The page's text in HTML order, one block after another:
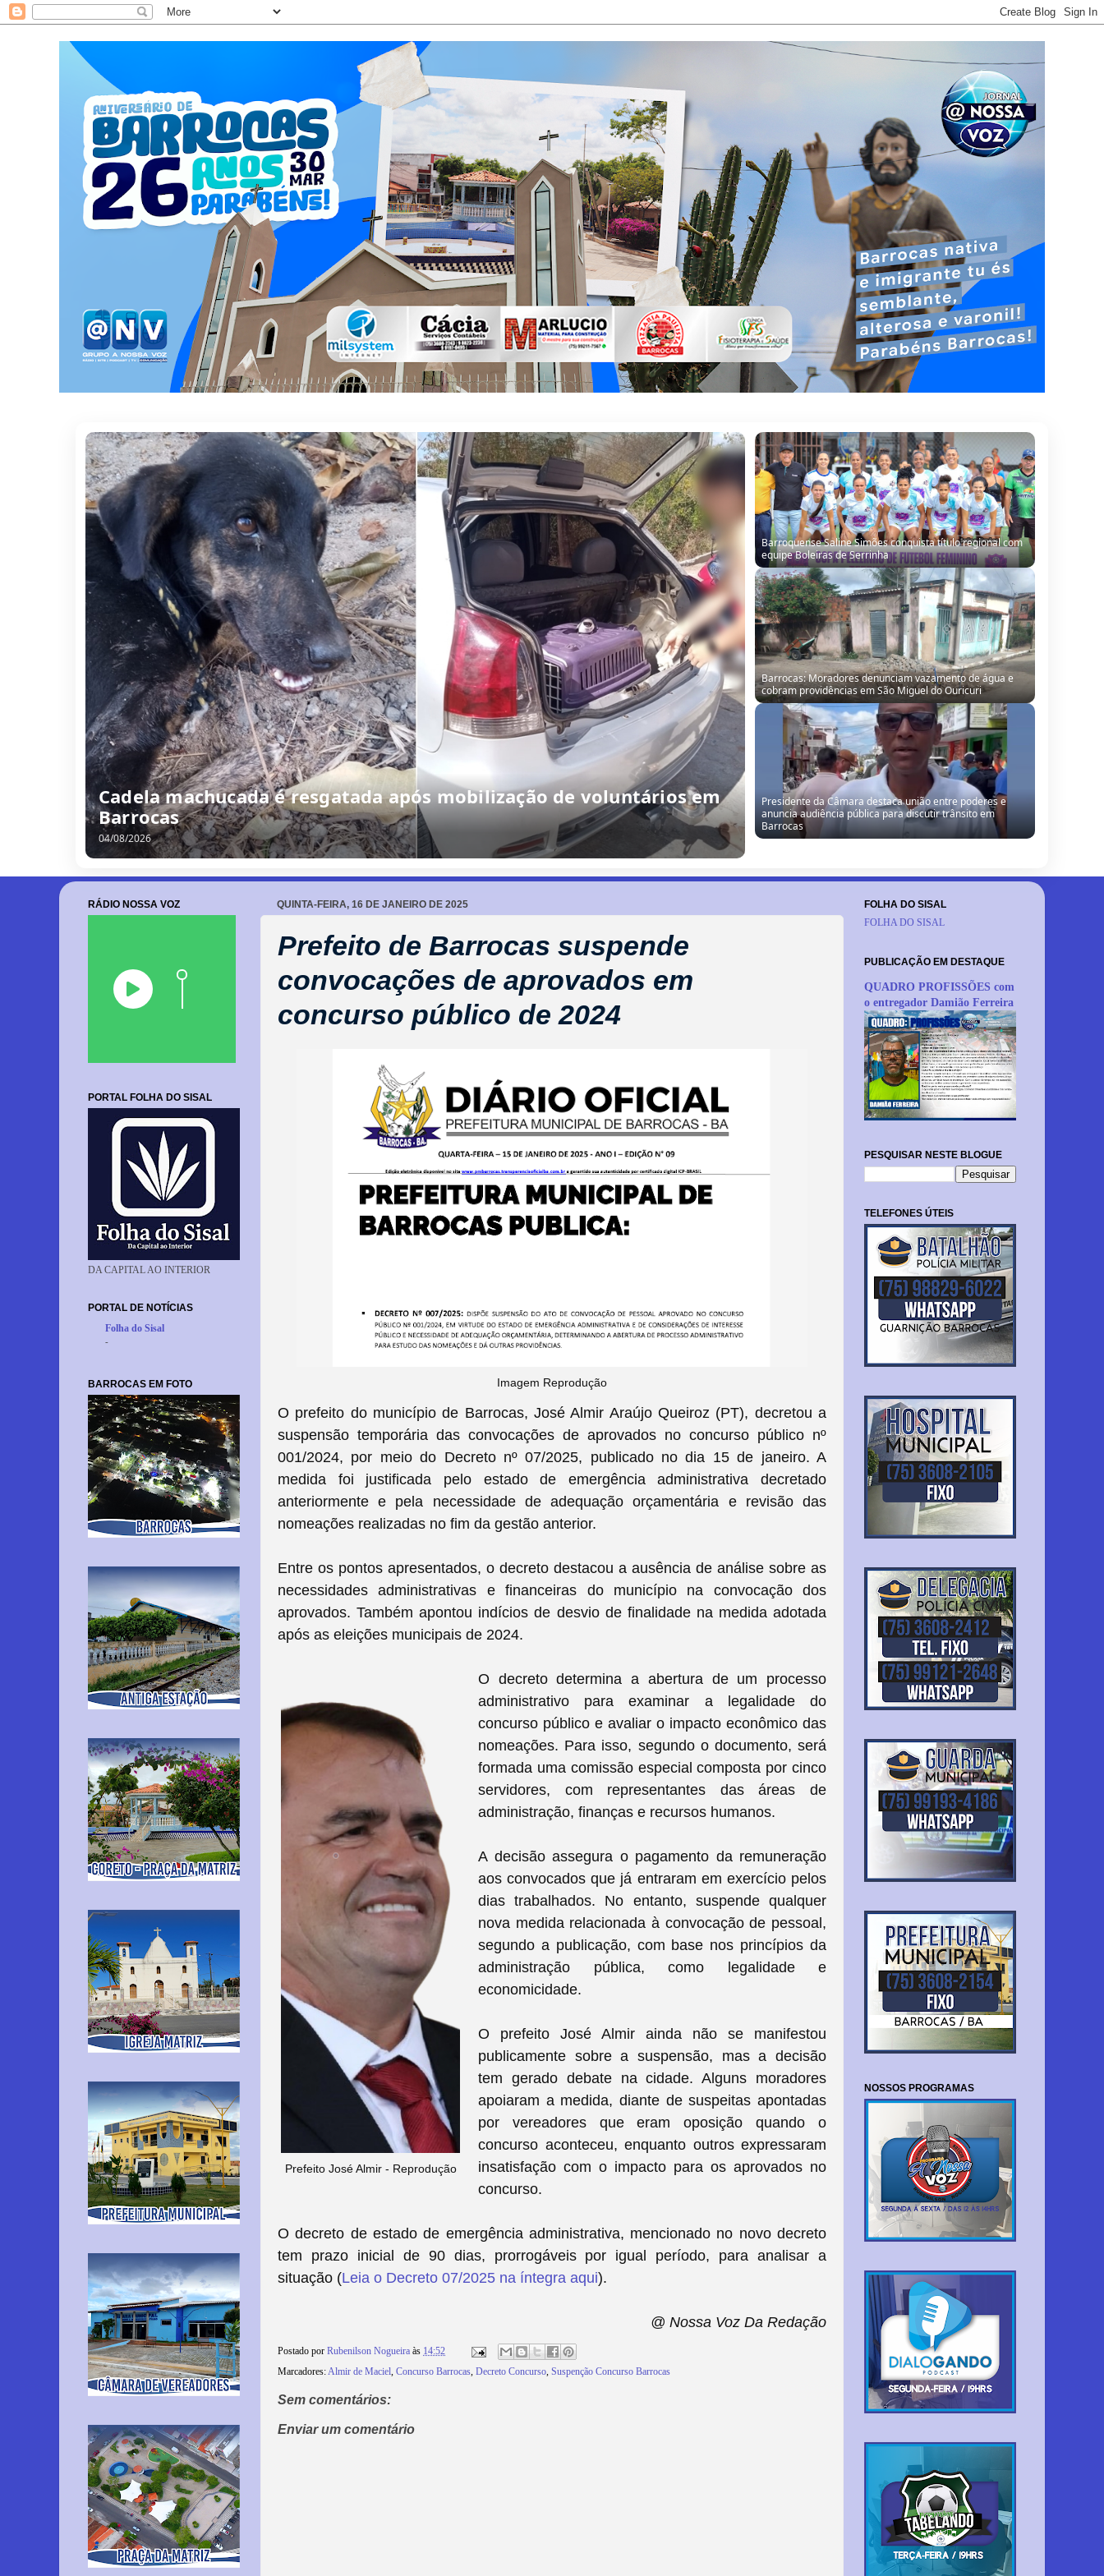
Cadela machucada é resgatada após mobilização de voluntários em
Barrocas
04/08/2026
Barroquense Saline Simões conquista título regional com
equipe Boleiras de Serrinha
Barrocas: Moradores denunciam vazamento de água e
cobram providências em São Miguel do Ouricuri
Presidente da Câmara destaca união entre poderes e
anuncia audiência pública para discutir trânsito em
Barrocas
QUINTA-FEIRA, 16 DE JANEIRO DE 2025
Prefeito de Barrocas suspende
convocações de aprovados em
concurso público de 2024
Imagem Reprodução
O prefeito do município de Barrocas, José Almir Araújo Queiroz (PT), decretou a
suspensão temporária das convocações de aprovados no concurso público nº
001/2024, por meio do Decreto nº 07/2025, publicado no dia 15 de janeiro. A
medida foi justificada pelo estado de emergência administrativa decretado
anteriormente e pela necessidade de adequação orçamentária e revisão das
nomeações realizadas no fim da gestão anterior.
Entre os pontos apresentados, o decreto destacou a ausência de análise sobre as
necessidades administrativas e financeiras do município na convocação dos
aprovados. Também apontou indícios de desvio de finalidade na medida adotada
após as eleições municipais de 2024.
Prefeito José Almir - Reprodução
O decreto determina a abertura de um processo
administrativo para examinar a legalidade do
concurso público e avaliar o impacto econômico das
nomeações. Para isso, segundo o documento, será
formada uma comissão especial composta por cinco
servidores, com representantes das áreas de
administração, finanças e recursos humanos.
A decisão assegura o pagamento da remuneração
aos convocados que já entraram em exercício pelos
dias trabalhados. No entanto, suspende qualquer
nova medida relacionada à convocação de pessoal,
segundo a publicação, com base nos princípios da
administração pública, como legalidade e
economicidade.
O prefeito José Almir ainda não se manifestou
publicamente sobre a suspensão, mas a decisão
tem gerado debate na cidade. Alguns moradores
apoiaram a medida, diante de suspeitas apontadas
por vereadores que eram oposição quando o
concurso aconteceu, enquanto outros expressaram
insatisfação com o impacto para os aprovados no
concurso.
O decreto de estado de emergência administrativa, mencionado no novo decreto
tem prazo inicial de 90 dias, prorrogáveis por igual período, para analisar a
situação (Leia o Decreto 07/2025 na íntegra aqui).
@ Nossa Voz Da Redação
Postado por Rubenilson Nogueira às 14:52
Marcadores:Almir de Maciel, Concurso Barrocas, Decreto Concurso, Suspenção Concurso Barrocas
Sem comentários:
Enviar um comentário
RÁDIO NOSSA VOZ
PORTAL FOLHA DO SISAL
DA CAPITAL AO INTERIOR
PORTAL DE NOTÍCIAS
Folha do Sisal
-
BARROCAS EM FOTO
FOLHA DO SISAL
FOLHA DO SISAL
PUBLICAÇÃO EM DESTAQUE
QUADRO PROFISSÕES com
o entregador Damião Ferreira
PESQUISAR NESTE BLOGUE
TELEFONES ÚTEIS
NOSSOS PROGRAMAS